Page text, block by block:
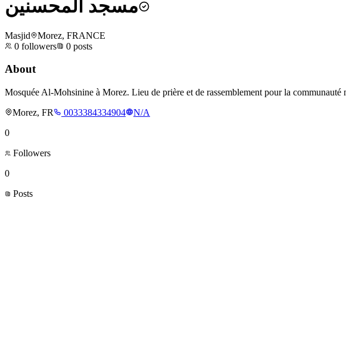
مسجد المحسنين
Masjid
Morez, FRANCE
0 followers 0 posts
About
Mosquée Al-Mohsinine à Morez. Lieu de prière et de rassemblement pour la communauté
Morez, FR
0033384334904
N/A
0
Followers
0
Posts